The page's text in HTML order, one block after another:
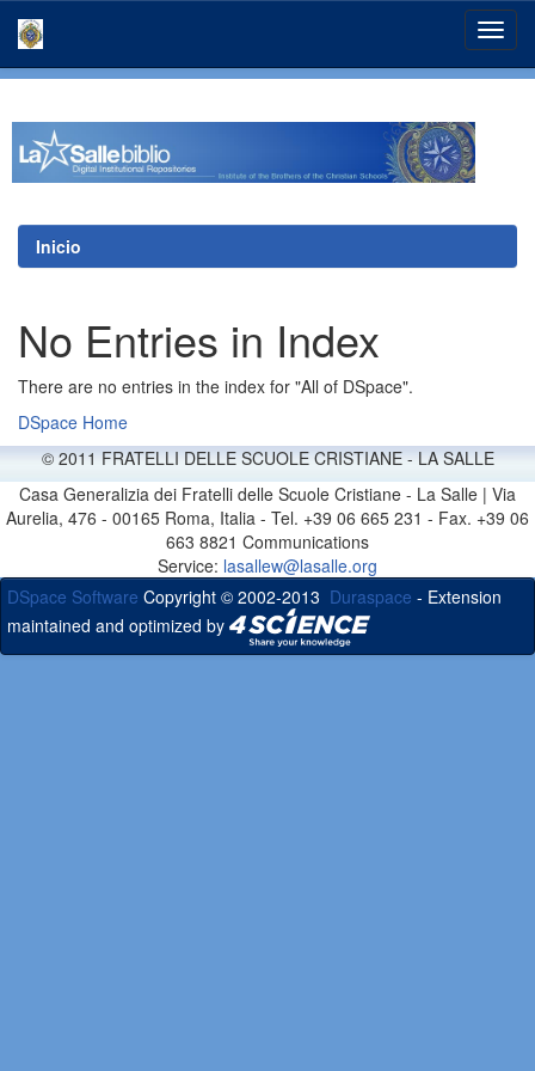
Inicio
No Entries in Index
There are no entries in the index for "All of DSpace".
DSpace Home
© 2011 FRATELLI DELLE SCUOLE CRISTIANE - LA SALLE
Casa Generalizia dei Fratelli delle Scuole Cristiane - La Salle | Via
Aurelia, 476 - 00165 Roma, Italia - Tel. +39 06 665 231 - Fax. +39 06
663 8821 Communications
Service: lasallew@lasalle.org
DSpace Software Copyright © 2002-2013 Duraspace - Extension
maintained and optimized by